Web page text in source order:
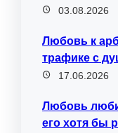
03.08.2026
Любовь к
трафике с
17.06.2026
Любовь
его хотя бы